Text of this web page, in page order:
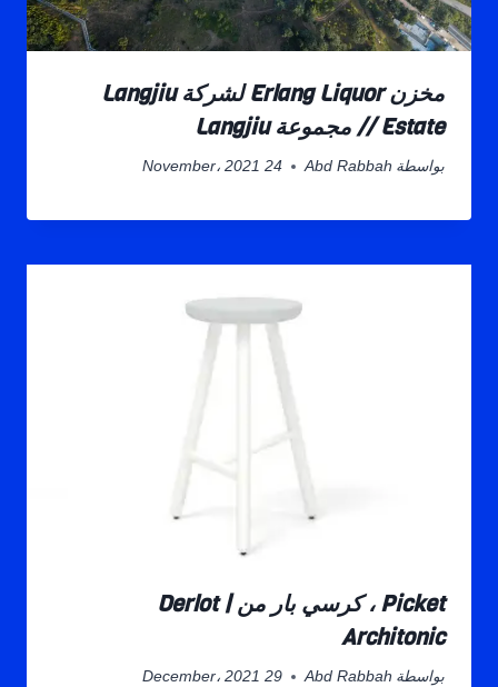
مخزن Erlang Liquor لشركة Langjiu
Estate // مجموعة Langjiu
بواسطة Abd Rabbah 24 November، 2021
Picket ، كرسي بار من Derlot |
Architonic
بواسطة Abd Rabbah 29 December، 2021